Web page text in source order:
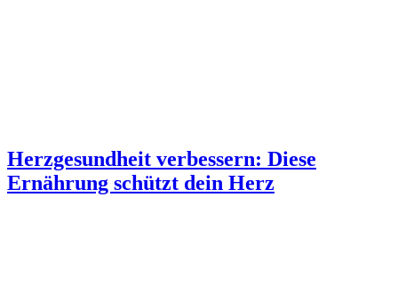
Herzgesundheit verbessern: Diese
Ernährung schützt dein Herz